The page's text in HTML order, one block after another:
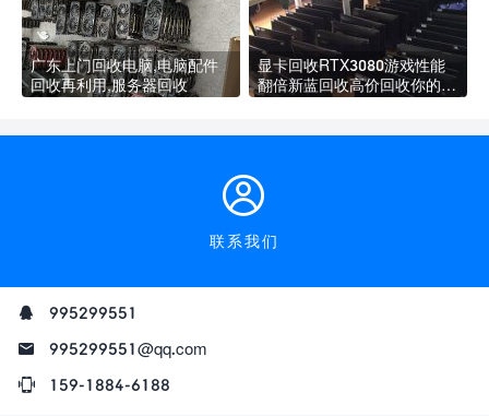
广东上门回收电脑,电脑配件
回收再利用,服务器回收
显卡回收RTX3080游戏性能
翻倍新蓝回收高价回收你的
联系我们
995299551
995299551@qq.com
159-1884-6188